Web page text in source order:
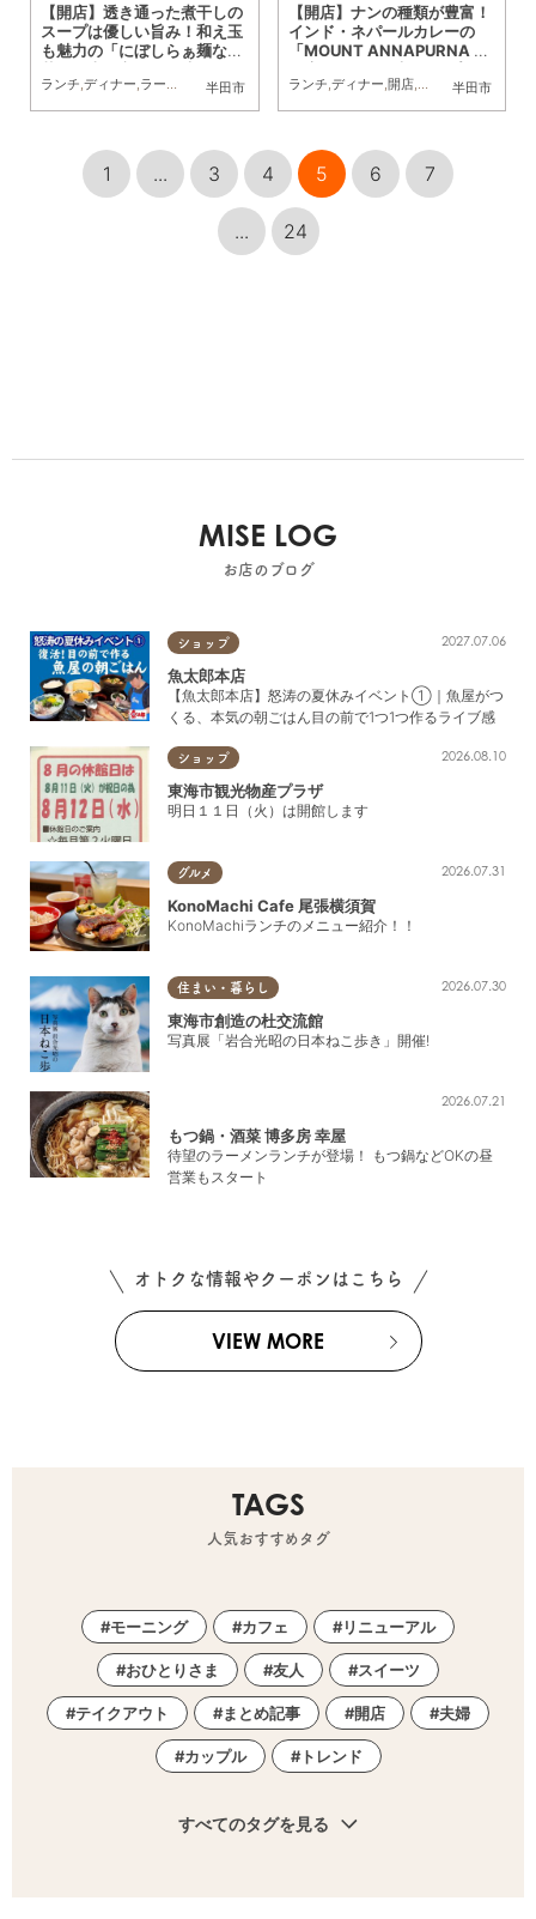
半田市
【開店】透き通った煮干しの
スープは優しい旨み！和え玉
も魅力の「にぼしらぁ麺なの
プン
ランチ,ディナー,ラーメン 開店,まちネタ 半田市
【開店】ナンの種類が豊富！
インド・ネパールカレーの
「MOUNT ANNAPURNA 半
ランチ,ディナー,開店,専門店,まちネタ
1 ... 3 4 5 6 7
... 24
MISE LOG
お店のブログ
ショップ 2027.07.06
魚太郎本店
【魚太郎本店】怒涛の夏休みイベント①｜魚屋がつ
くる、本気の朝ごはん目の前で1つ1つ作るライブ感
ショップ 2026.08.10
東海市観光物産プラザ
明日１１日（火）は開館します
グルメ 2026.07.31
KonoMachi Cafe 尾張横須賀
KonoMachiランチのメニュー紹介！！
住まい・暮らし 2026.07.30
東海市創造の杜交流館
写真展「岩合光昭の日本ねこ歩き」開催!
2026.07.21
もつ鍋・酒菜 博多房 幸屋
待望のラーメンランチが登場！ もつ鍋などOKの昼
営業もスタート
オトクな情報やクーポンはこちら
VIEW MORE
TAGS
人気おすすめタグ
モーニング カフェ リニューアル
おひとりさま 友人 スイーツ
テイクアウト まとめ記事 開店 夫婦
カップル トレンド
すべてのタグを見る